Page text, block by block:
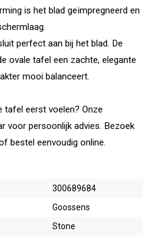
is het blad geïmpregneerd en
perfect aan bij het blad. De
ovale tafel een zachte, elegante
mooi balanceert.
tafel eerst voelen? Onze
voor persoonlijk advies. Bezoek
bestel eenvoudig online.
300689684
Goossens
Stone